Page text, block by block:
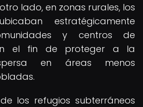
lado, en zonas rurales, los
estratégicamente
y centros de
el fin de proteger a la
en áreas menos
los refugios subterráneos